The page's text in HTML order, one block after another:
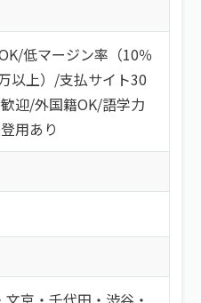
/低マージン率（10％
上） /支払サイト30
迎/外国籍OK/語学力
用あり